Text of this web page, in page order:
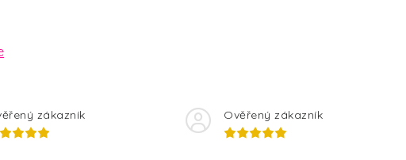
zákazník Ověřený zákazník